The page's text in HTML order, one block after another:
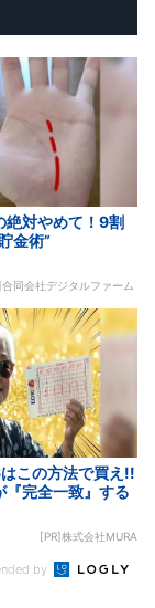
絶対やめて！9割
金術”
合同会社デジタルファーム
この方法で買え!!
『完全一致』する
[PR]株式会社MURA
by